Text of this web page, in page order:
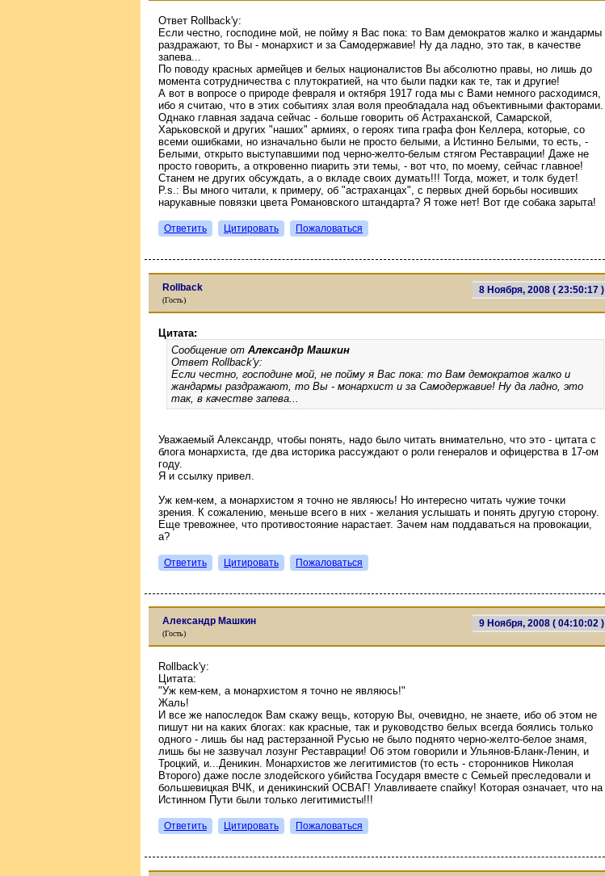
Ответ Rollback'у:
Если честно, господине мой, не пойму я Вас пока: то Вам демократов жалко и жандармы
раздражают, то Вы - монархист и за Самодержавие! Ну да ладно, это так, в качестве
запева...
По поводу красных армейцев и белых националистов Вы абсолютно правы, но лишь до
момента сотрудничества с плутократией, на что были падки как те, так и другие!
А вот в вопросе о природе февраля и октября 1917 года мы с Вами немного расходимся,
ибо я считаю, что в этих событиях злая воля преобладала над объективными факторами.
Однако главная задача сейчас - больше говорить об Астраханской, Самарской,
Харьковской и других "наших" армиях, о героях типа графа фон Келлера, которые, со
всеми ошибками, но изначально были не просто белыми, а Истинно Белыми, то есть, -
Белыми, открыто выступавшими под черно-желто-белым стягом Реставрации! Даже не
просто говорить, а откровенно пиарить эти темы, - вот что, по моему, сейчас главное!
Станем не других обсуждать, а о вкладе своих думать!!! Тогда, может, и толк будет!
P.s.: Вы много читали, к примеру, об "астраханцах", с первых дней борьбы носивших
нарукавные повязки цвета Романовского штандарта? Я тоже нет! Вот где собака зарыта!
Ответить Цитировать Пожаловаться
8 Ноября, 2008 ( 23:50:17 )
Rollback
(Гость)
Цитата:
Сообщение от Александр Машкин
Ответ Rollback'у:
Если честно, господине мой, не пойму я Вас пока: то Вам демократов жалко и
жандармы раздражают, то Вы - монархист и за Самодержавие! Ну да ладно, это
так, в качестве запева...
Уважаемый Александр, чтобы понять, надо было читать внимательно, что это - цитата с
блога монархиста, где два историка рассуждают о роли генералов и офицерства в 17-ом
году.
Я и ссылку привел.
Уж кем-кем, а монархистом я точно не являюсь! Но интересно читать чужие точки
зрения. К сожалению, меньше всего в них - желания услышать и понять другую сторону.
Еще тревожнее, что противостояние нарастает. Зачем нам поддаваться на провокации,
а?
Ответить Цитировать Пожаловаться
9 Ноября, 2008 ( 04:10:02 )
Александр Машкин
(Гость)
Rollback'у:
Цитата:
"Уж кем-кем, а монархистом я точно не являюсь!"
Жаль!
И все же напоследок Вам скажу вещь, которую Вы, очевидно, не знаете, ибо об этом не
пишут ни на каких блогах: как красные, так и руководство белых всегда боялись только
одного - лишь бы над растерзанной Русью не было поднято черно-желто-белое знамя,
лишь бы не зазвучал лозунг Реставрации! Об этом говорили и Ульянов-Бланк-Ленин, и
Троцкий, и...Деникин. Монархистов же легитимистов (то есть - сторонников Николая
Второго) даже после злодейского убийства Государя вместе с Семьей преследовали и
большевицкая ВЧК, и деникинский ОСВАГ! Улавливаете спайку! Которая означает, что на
Истинном Пути были только легитимисты!!!
Ответить Цитировать Пожаловаться